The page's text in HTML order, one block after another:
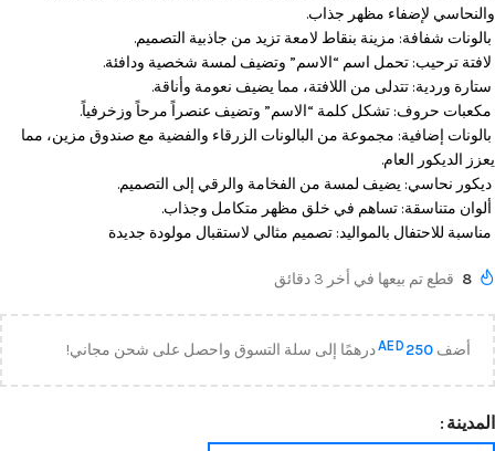
والنحاسي لإضفاء مظهر جذاب.
بالونات شفافة: مزينة بنقاط لامعة تزيد من جاذبية التصميم.
لافتة ترحيب: تحمل اسم “الاسم” وتضيف لمسة شخصية ودافئة.
ستارة وردية: تتدلى من اللافتة، مما يضيف نعومة وأناقة.
مكعبات حروف: تشكل كلمة “الاسم” وتضيف عنصراً مرحاً وزخرفياً.
بالونات إضافية: مجموعة من البالونات الزرقاء والفضية مع صندوق مزين، مما
يعزز الديكور العام.
ديكور نحاسي: يضيف لمسة من الفخامة والرقي إلى التصميم.
ألوان متناسقة: تساهم في خلق مظهر متكامل وجذاب.
مناسبة للاحتفال بالمواليد: تصميم مثالي لاستقبال مولودة جديدة
8 قطع تم بيعها في أخر 3 دقائق
أضف AED 250 درهمًا إلى سلة التسوق واحصل على شحن مجاني!
المدينة